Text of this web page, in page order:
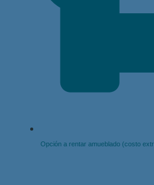
Opción a rentar amueblado (costo